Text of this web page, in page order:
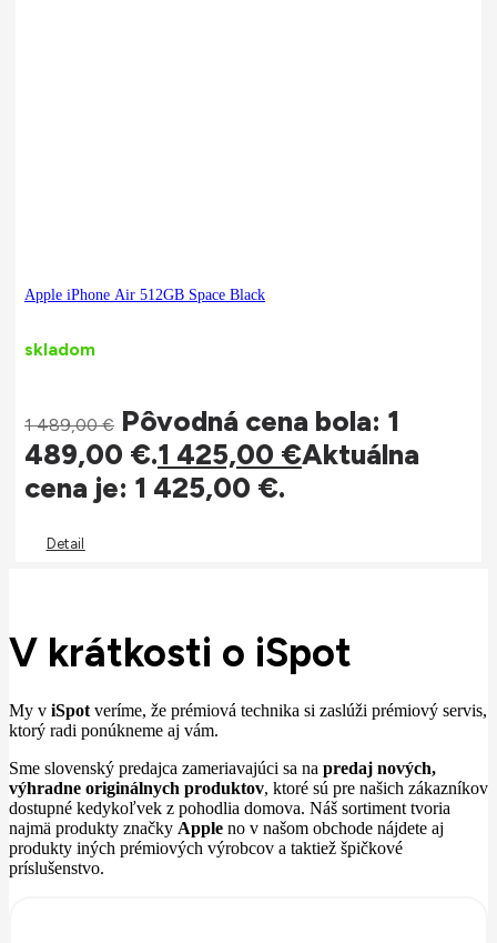
Apple iPhone Air 512GB Space Black
skladom
1 489,00€ Pôvodná cena bola: 1
489,00 €.1 425,00 €Aktuálna
cena je: 1 425,00 €.
Detail
V krátkosti o iSpot
My v iSpot veríme, že prémiová technika si zaslúži prémiový servis,
ktorý radi ponúkneme aj vám.
Sme slovenský predajca zameriavajúci sa na predaj nových,
výhradne originálnych produktov, ktoré sú pre našich zákazníkov
dostupné kedykoľvek z pohodlia domova. Náš sortiment tvoria
najmä produkty značky Apple no v našom obchode nájdete aj
produkty iných prémiových výrobcov a taktiež špičkové
príslušenstvo.